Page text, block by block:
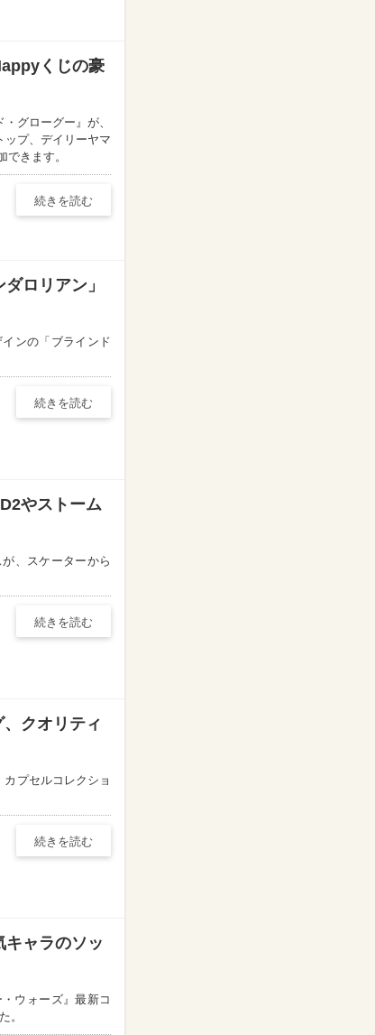
くじの豪
グローグー』が、
ップ、デイリーヤマ
きます。
続きを読む
ロリアン」
ンの「ブラインド
続きを読む
やストーム
、スケーターから
続きを読む
クオリティ
プセルコレクショ
続きを読む
キャラのソッ
ウォーズ』最新コ
。